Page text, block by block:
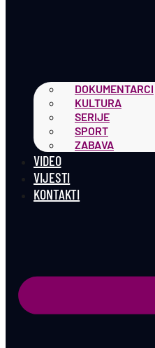
DOKUMENTARCI
KULTURA
SERIJE
SPORT
ZABAVA
VIDEO
VIJESTI
KONTAKTI